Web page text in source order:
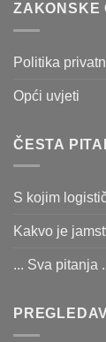
ZAKONSKE
Politika
Opći uvjeti
ČESTA
S kojim
Kakvo je
... Sva pitanja